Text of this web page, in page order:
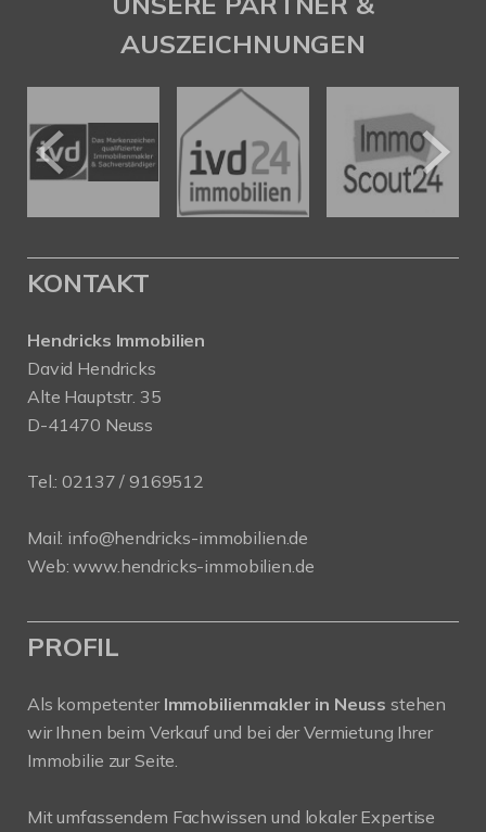
AUSZEICHNUNGEN
KONTAKT
Hendricks Immobilien
David Hendricks
Alte Hauptstr. 35
D-41470 Neuss
Tel.: 02137 / 9169512
Mail: info@hendricks-immobilien.de
Web:www.hendricks-immobilien.de
PROFIL
Als kompetenter Immobilienmakler in Neuss stehen
wir Ihnen beim Verkauf und bei der Vermietung Ihrer
Immobilie zur Seite.
Mit umfassendem Fachwissen und lokaler Expertise